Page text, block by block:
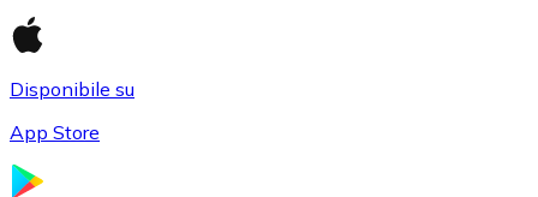
Disponibile su
App Store